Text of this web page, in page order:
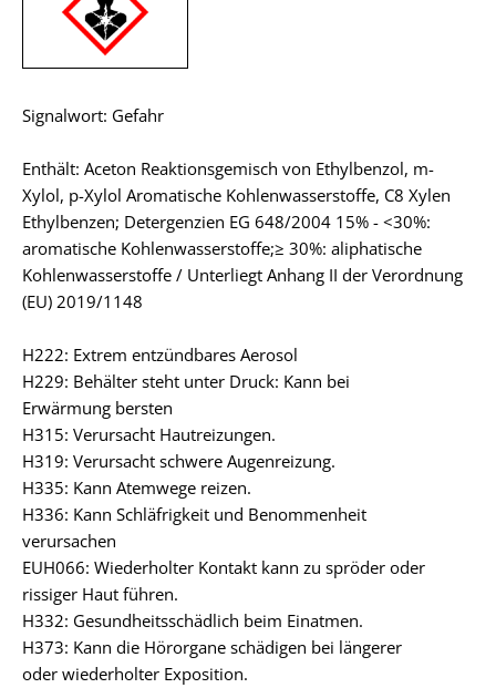
Signalwort: Gefahr
Enthält: Aceton Reaktionsgemisch von Ethylbenzol, m-
Xylol, p-Xylol Aromatische Kohlenwasserstoffe, C8 Xylen
Ethylbenzen; Detergenzien EG 648/2004 15% - <30%:
aromatische Kohlenwasserstoffe;≥ 30%: aliphatische
Kohlenwasserstoffe / Unterliegt Anhang II der Verordnung
(EU) 2019/1148
H222: Extrem entzündbares Aerosol
H229: Behälter steht unter Druck: Kann bei
Erwärmung bersten
H315: Verursacht Hautreizungen.
H319: Verursacht schwere Augenreizung.
H335: Kann Atemwege reizen.
H336: Kann Schläfrigkeit und Benommenheit
verursachen
EUH066: Wiederholter Kontakt kann zu spröder oder
rissiger Haut führen.
H332: Gesundheitsschädlich beim Einatmen.
H373: Kann die Hörorgane schädigen bei längerer
oder wiederholter Exposition.